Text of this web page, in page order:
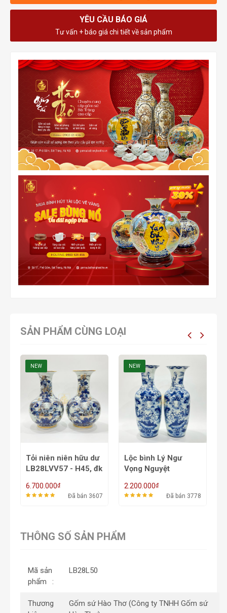
YÊU CẦU BÁO GIÁ
Tư vấn + báo giá chi tiết về sản phẩm
SẢN PHẨM CÙNG LOẠI
NEW
Lộc bình Lý Ngư
Vọng Nguyệt
H50/H55/H60/H62
2.200.000
Đã bán 3778
NEW
Tỏi phúc đức LB6L54
- H55, D36
7.000.000
Đã bán 3360
THÔNG SỐ SẢN PHẨM
Mã sản
phẩm
LB28L50
Thương
Gốm sứ Hào Thơ (Công ty TNHH Gốm sứ